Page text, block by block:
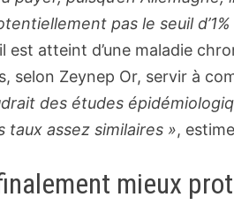
pas le seuil
est atteint d’une maladie
selon Zeynep Or, servir à
des études
taux assez similaires »,
mieux